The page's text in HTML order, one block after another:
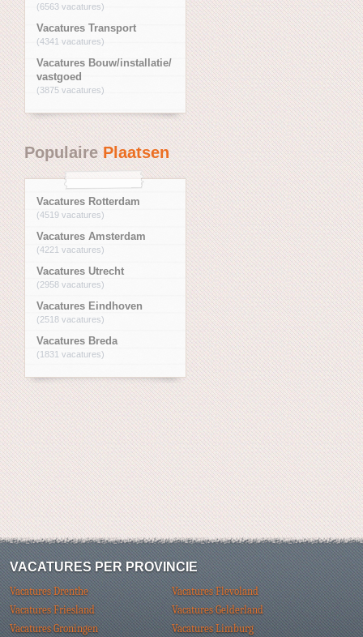
(6563 vacatures)
Vacatures Transport
(4341 vacatures)
Vacatures Bouw/installatie/
vastgoed
(3875 vacatures)
PopulairePlaatsen
Vacatures Rotterdam
(4519 vacatures)
Vacatures Amsterdam
(4221 vacatures)
Vacatures Utrecht
(2958 vacatures)
Vacatures Eindhoven
(2518 vacatures)
Vacatures Breda
(1831 vacatures)
VACATURES PER PROVINCIE
Vacatures Drenthe
Vacatures Flevoland
Vacatures Friesland
Vacatures Gelderland
Vacatures Groningen
Vacatures Limburg